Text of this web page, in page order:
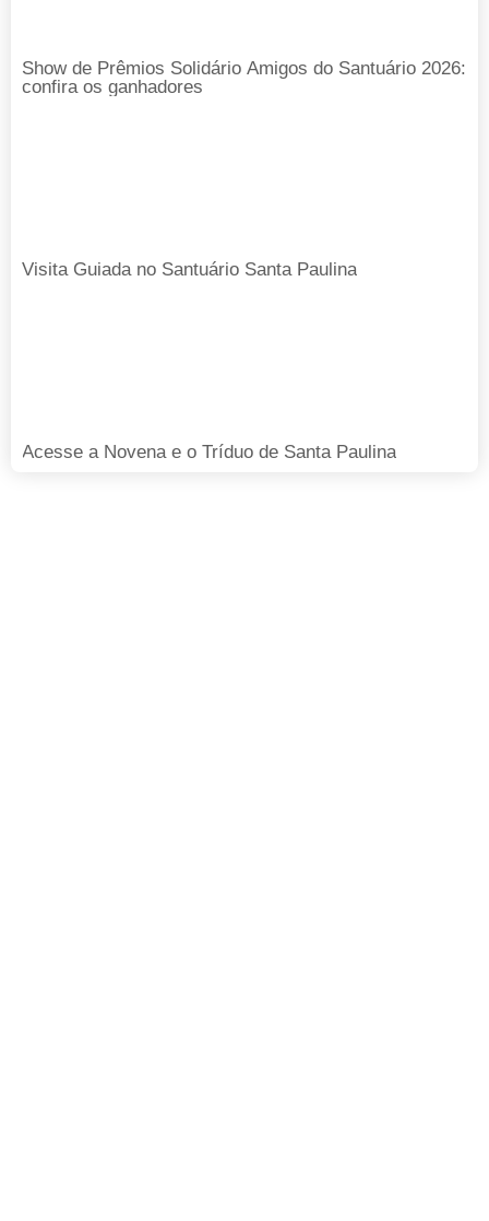
Show de Prêmios Solidário Amigos do Santuário 2026:
confira os ganhadores
Visita Guiada no Santuário Santa Paulina
Acesse a Novena e o Tríduo de Santa Paulina